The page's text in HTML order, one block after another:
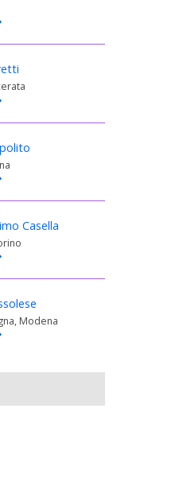
Casella
Modena